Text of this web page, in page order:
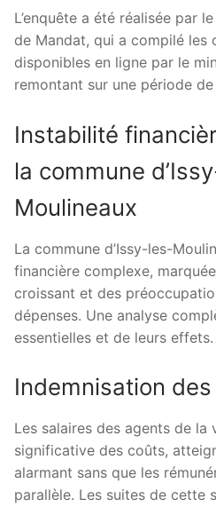
L’enquête a été réalisée par
de Mandat, qui a compilé les
disponibles en ligne par le
remontant sur une période de
Instabilité
la commune
Moulineaux
La commune d’Issy-les-
financière complexe,
croissant et des
dépenses. Une analyse
essentielles et de leurs effets.
Indemnisation
Les salaires des agents de
significative des coûts,
alarmant sans que les
parallèle. Les suites de cette